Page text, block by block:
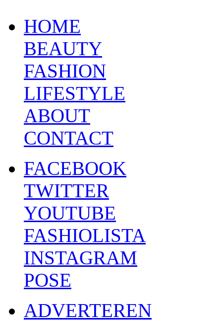
HOME
BEAUTY
FASHION
LIFESTYLE
ABOUT
CONTACT
FACEBOOK
TWITTER
YOUTUBE
FASHIOLISTA
INSTAGRAM
POSE
ADVERTEREN